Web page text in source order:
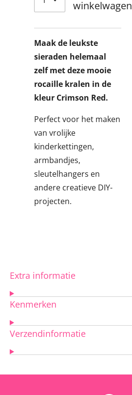
winkelwagen
Maak de leukste
sieraden helemaal
zelf met deze mooie
rocaille kralen in de
kleur Crimson Red.
Perfect voor het maken
van vrolijke
kinderkettingen,
armbandjes,
sleutelhangers en
andere creatieve DIY-
projecten.
Extra informatie
Kenmerken
Verzendinformatie